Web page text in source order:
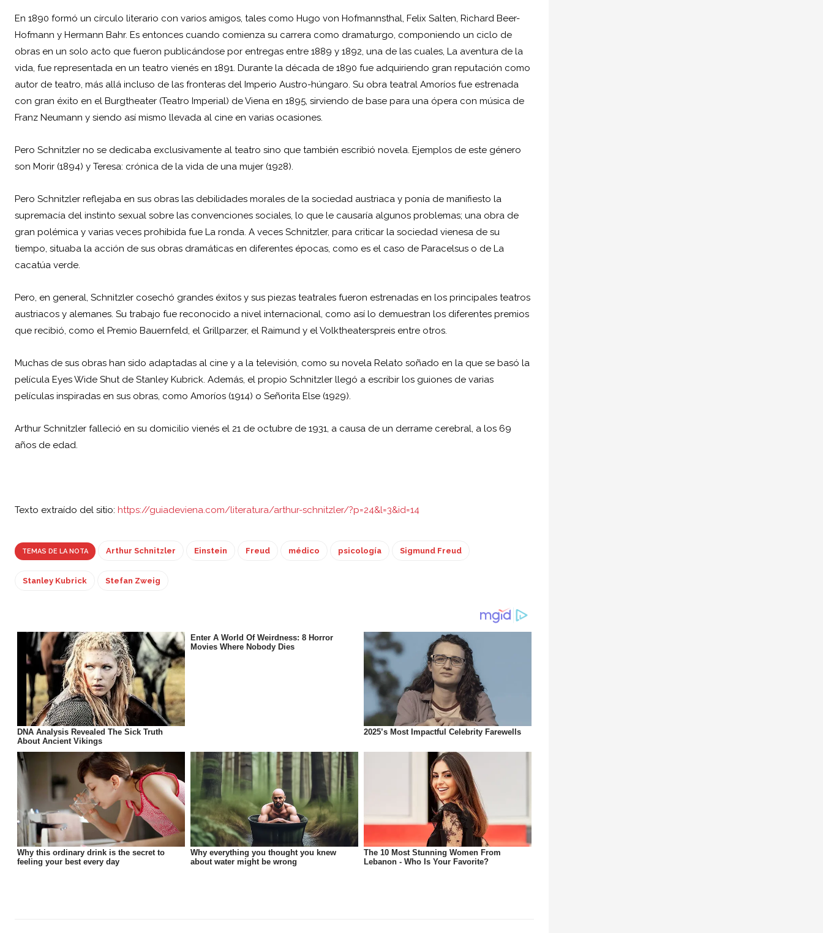
En 1890 formó un círculo literario con varios amigos, tales como Hugo von Hofmannsthal, Felix Salten, Richard Beer-
Hofmann y Hermann Bahr. Es entonces cuando comienza su carrera como dramaturgo, componiendo un ciclo de
obras en un solo acto que fueron publicándose por entregas entre 1889 y 1892, una de las cuales, La aventura de la
vida, fue representada en un teatro vienés en 1891. Durante la década de 1890 fue adquiriendo gran reputación como
autor de teatro, más allá incluso de las fronteras del Imperio Austro-húngaro. Su obra teatral Amoríos fue estrenada
con gran éxito en el Burgtheater (Teatro Imperial) de Viena en 1895, sirviendo de base para una ópera con música de
Franz Neumann y siendo así mismo llevada al cine en varias ocasiones.
Pero Schnitzler no se dedicaba exclusivamente al teatro sino que también escribió novela. Ejemplos de este género
son Morir (1894) y Teresa: crónica de la vida de una mujer (1928).
Pero Schnitzler reflejaba en sus obras las debilidades morales de la sociedad austriaca y ponía de manifiesto la
supremacía del instinto sexual sobre las convenciones sociales, lo que le causaría algunos problemas; una obra de
gran polémica y varias veces prohibida fue La ronda. A veces Schnitzler, para criticar la sociedad vienesa de su
tiempo, situaba la acción de sus obras dramáticas en diferentes épocas, como es el caso de Paracelsus o de La
cacatúa verde.
Pero, en general, Schnitzler cosechó grandes éxitos y sus piezas teatrales fueron estrenadas en los principales teatros
austriacos y alemanes. Su trabajo fue reconocido a nivel internacional, como así lo demuestran los diferentes premios
que recibió, como el Premio Bauernfeld, el Grillparzer, el Raimund y el Volktheaterspreis entre otros.
Muchas de sus obras han sido adaptadas al cine y a la televisión, como su novela Relato soñado en la que se basó la
película Eyes Wide Shut de Stanley Kubrick. Además, el propio Schnitzler llegó a escribir los guiones de varias
películas inspiradas en sus obras, como Amoríos (1914) o Señorita Else (1929).
Arthur Schnitzler falleció en su domicilio vienés el 21 de octubre de 1931, a causa de un derrame cerebral, a los 69
años de edad.
Texto extraído del sitio: https://guiadeviena.com/literatura/arthur-schnitzler/?p=24&l=3&id=14
TEMAS DE LA NOTA Arthur Schnitzler Einstein Freud médico psicología Sigmund Freud
Stanley Kubrick Stefan Zweig